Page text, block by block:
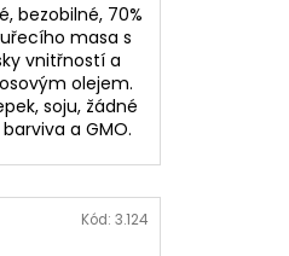
bezobilné, 70%
masa s
vnitřností a
olejem.
soju, žádné
a GMO.
Kód: 3.124